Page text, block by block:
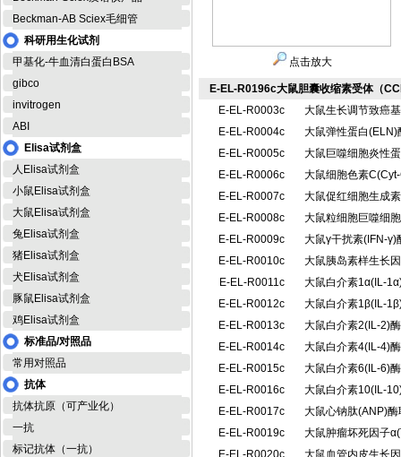
Beckman-AB Sciex毛细管
科研用生化试剂
甲基化-牛血清白蛋白BSA
gibco
invitrogen
ABI
Elisa试剂盒
人Elisa试剂盒
小鼠Elisa试剂盒
大鼠Elisa试剂盒
兔Elisa试剂盒
猪Elisa试剂盒
犬Elisa试剂盒
豚鼠Elisa试剂盒
鸡Elisa试剂盒
标准品/对照品
常用对照品
抗体
抗体抗原（可产业化）
一抗
标记抗体（一抗）
点击放大
E-EL-R0196c大鼠胆囊收缩素受体（
E-EL-R0003c
大鼠生长调节致癌
E-EL-R0004c
大鼠弹性蛋白
E-EL-R0005c
大鼠巨噬细胞炎性
E-EL-R0006c
大鼠细胞色素
E-EL-R0007c
大鼠促红细胞生成
E-EL-R0008c
大鼠粒细胞巨噬细
E-EL-R0009c
大鼠γ干扰素(IFN-
E-EL-R0010c
大鼠胰岛素样生长
E-EL-R0011c
大鼠白介素1α(IL-
E-EL-R0012c
大鼠白介素1β(IL-
E-EL-R0013c
大鼠白介素2(IL-2)
E-EL-R0014c
大鼠白介素4(IL-4)
E-EL-R0015c
大鼠白介素6(IL-6)
E-EL-R0016c
大鼠白介素10(IL-
E-EL-R0017c
大鼠心钠肽(ANP)
E-EL-R0019c
大鼠肿瘤坏死因子
E-EL-R0020c
大鼠血管内皮生长